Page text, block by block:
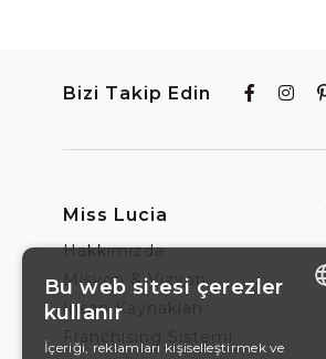
Bizi Takip Edin
Miss Lucia
Hakkımızda
Misyon & Vizyon
İnsan Kaynakları
Bu web sitesi çerezler
kullanır
İçeriği, reklamları kişiselleştirmek ve